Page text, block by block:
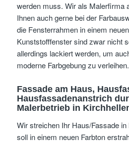
werden muss. Wir als Malerfirma
Ihnen auch gerne bei der
die Fensterrahmen in einem
Kunststofffenster sind zwar nicht
allerdings lackiert werden, um
moderne Farbgebung zu verleihen.
Fassade am Haus,
Hausfassadenanstrich
Malerbetrieb in
Wir streichen Ihr Haus/Fassade
soll in einem neuen Farbton